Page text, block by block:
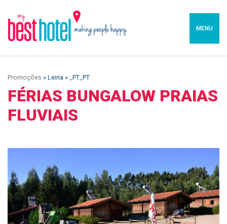
MENU
Promoções » Leiria » _PT_PT
FÉRIAS BUNGALOW PRAIAS
FLUVIAIS